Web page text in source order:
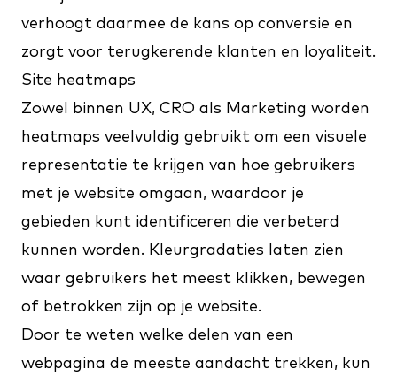
verhoogt daarmee de kans op conversie en
zorgt voor terugkerende klanten en loyaliteit.
Site heatmaps
Zowel binnen UX, CRO als Marketing worden
heatmaps veelvuldig gebruikt om een visuele
representatie te krijgen van hoe gebruikers
met je website omgaan, waardoor je
gebieden kunt identificeren die verbeterd
kunnen worden. Kleurgradaties laten zien
waar gebruikers het meest klikken, bewegen
of betrokken zijn op je website.
Door te weten welke delen van een
webpagina de meeste aandacht trekken, kun